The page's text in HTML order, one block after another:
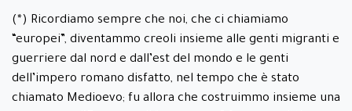
(*) Ricordiamo sempre che noi, che ci chiamiamo
“europei”, diventammo creoli insieme alle genti migranti e
guerriere dal nord e dall’est del mondo e le genti
dell’impero romano disfatto, nel tempo che è stato
chiamato Medioevo; fu allora che costruimmo insieme una